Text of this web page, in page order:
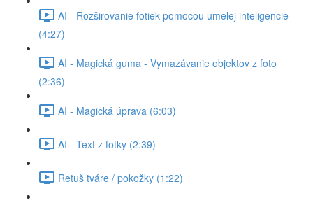
AI - Rozširovanie fotiek pomocou umelej inteligencie
(4:27)
AI - Magická guma - Vymazávanie objektov z foto
(2:36)
AI - Magická úprava (6:03)
AI - Text z fotky (2:39)
Retuš tváre / pokožky (1:22)